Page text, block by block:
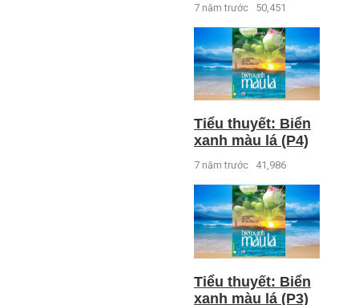
7 năm trước 50,451
Tiểu thuyết: Biển
xanh màu lá (P4)
7 năm trước 41,986
Tiểu thuyết: Biển
xanh màu lá (P3)